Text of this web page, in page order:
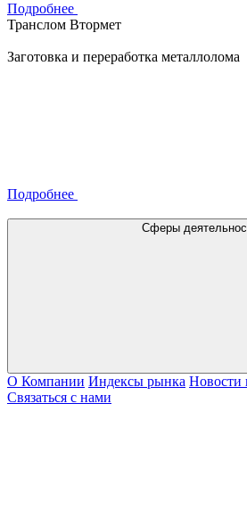
Подробнее
Транслом Втормет
Заготовка и переработка металлолома
Подробнее
Сферы
О Компании Индексы рынка Новости
Связаться с нами